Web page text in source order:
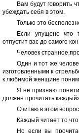
Вам будут говорить
убеждать себя в этом.
Только это
Если упущено что
отпустит вас до самого
Человек
Один и тот же
изготовленными к
к любимой женщине
Я не признаю
должен прочитать
Считаю в этом
Каждый читает то
Но если вы